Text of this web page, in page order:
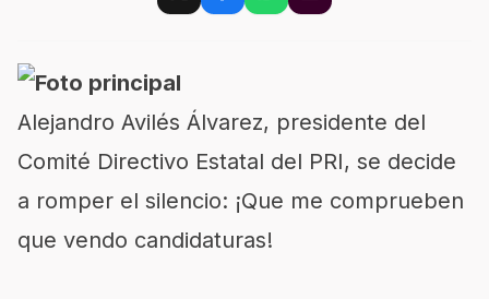
Alejandro Avilés Álvarez, presidente del
Comité Directivo Estatal del PRI, se decide
a romper el silencio: ¡Que me comprueben
que vendo candidaturas!